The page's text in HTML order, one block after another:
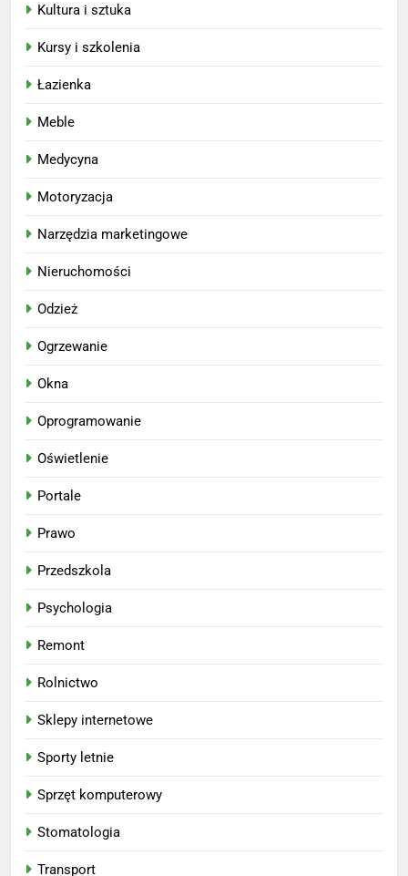
Kultura i sztuka
Kursy i szkolenia
Łazienka
Meble
Medycyna
Motoryzacja
Narzędzia marketingowe
Nieruchomości
Odzież
Ogrzewanie
Okna
Oprogramowanie
Oświetlenie
Portale
Prawo
Przedszkola
Psychologia
Remont
Rolnictwo
Sklepy internetowe
Sporty letnie
Sprzęt komputerowy
Stomatologia
Transport